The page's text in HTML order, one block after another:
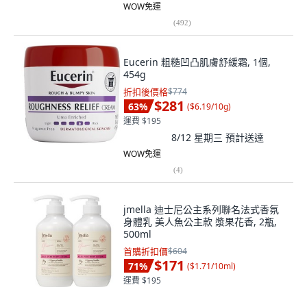
WOW免運
(492)
Eucerin 粗糙凹凸肌膚舒緩霜, 1個,
454g
折扣後價格$774
63% $281 ($6.19/10g)
運費 $195
8/12 星期三 預計送達
WOW免運
(4)
jmella 迪士尼公主系列聯名法式香氛
身體乳 美人魚公主款 漿果花香, 2瓶,
500ml
首購折扣價$604
71% $171 ($1.71/10ml)
運費 $195